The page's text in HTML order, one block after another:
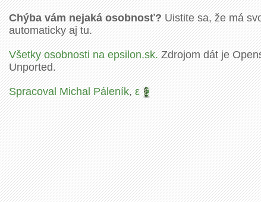
Chýba vám nejaká osobnosť?Uistite sa, že má
automaticky aj tu.
Všetky osobnosti na epsilon.sk.Zdrojom dát je
Unported.
Spracoval Michal Páleník,ε